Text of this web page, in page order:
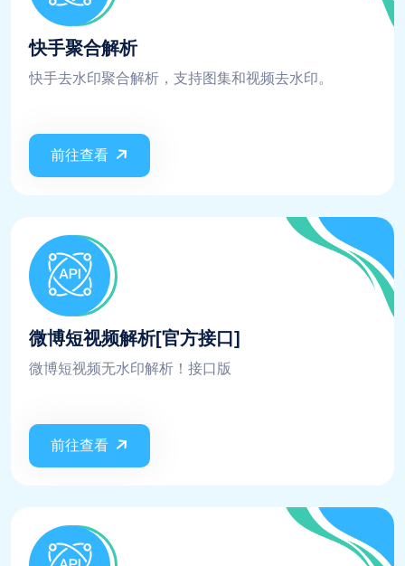
快手聚合解析
快手去水印聚合解析，支持图集和视频去水印。
前往查看
微博短视频解析[官方接口]
微博短视频无水印解析！接口版
前往查看